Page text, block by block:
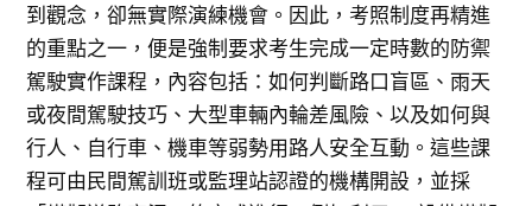
到觀念，卻無實際演練機會。因此，考照制度再精進
的重點之一，便是強制要求考生完成一定時數的防禦
駕駛實作課程，內容包括：如何判斷路口盲區、雨天
或夜間駕駛技巧、大型車輛內輪差風險、以及如何與
行人、自行車、機車等弱勢用路人安全互動。這些課
程可由民間駕訓班或監理站認證的機構開設，並採